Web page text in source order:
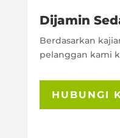
Dijamin
Berdasarkan
pelanggan kami
HUBUNGI